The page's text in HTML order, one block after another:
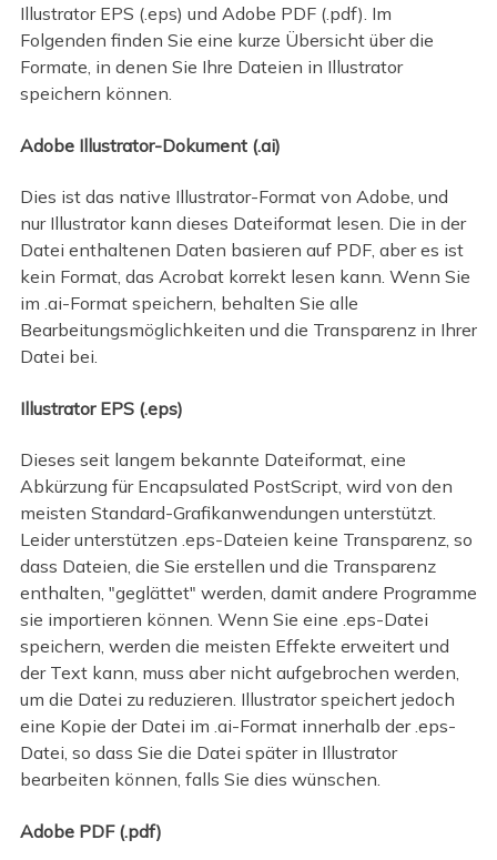
Illustrator EPS (.eps) und Adobe PDF (.pdf). Im
Folgenden finden Sie eine kurze Übersicht über die
Formate, in denen Sie Ihre Dateien in Illustrator
speichern können.
Adobe Illustrator-Dokument (.ai)
Dies ist das native Illustrator-Format von Adobe, und
nur Illustrator kann dieses Dateiformat lesen. Die in der
Datei enthaltenen Daten basieren auf PDF, aber es ist
kein Format, das Acrobat korrekt lesen kann. Wenn Sie
im .ai-Format speichern, behalten Sie alle
Bearbeitungsmöglichkeiten und die Transparenz in Ihrer
Datei bei.
Illustrator EPS (.eps)
Dieses seit langem bekannte Dateiformat, eine
Abkürzung für Encapsulated PostScript, wird von den
meisten Standard-Grafikanwendungen unterstützt.
Leider unterstützen .eps-Dateien keine Transparenz, so
dass Dateien, die Sie erstellen und die Transparenz
enthalten, "geglättet" werden, damit andere Programme
sie importieren können. Wenn Sie eine .eps-Datei
speichern, werden die meisten Effekte erweitert und
der Text kann, muss aber nicht aufgebrochen werden,
um die Datei zu reduzieren. Illustrator speichert jedoch
eine Kopie der Datei im .ai-Format innerhalb der .eps-
Datei, so dass Sie die Datei später in Illustrator
bearbeiten können, falls Sie dies wünschen.
Adobe PDF (.pdf)